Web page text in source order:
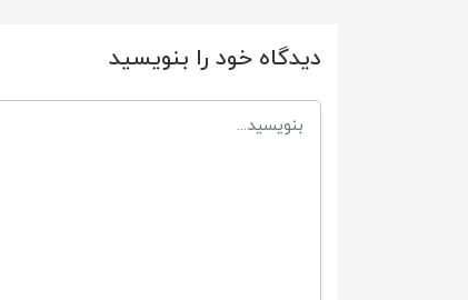
دیدگاه خود را بنویسید